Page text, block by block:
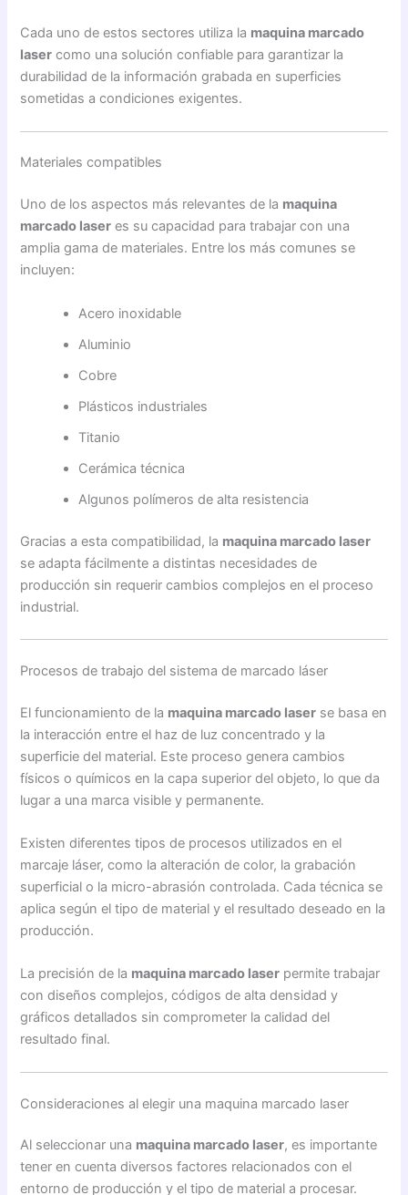
Cada uno de estos sectores utiliza la maquina marcado
laser como una solución confiable para garantizar la
durabilidad de la información grabada en superficies
sometidas a condiciones exigentes.
Materiales compatibles
Uno de los aspectos más relevantes de la maquina
marcado laser es su capacidad para trabajar con una
amplia gama de materiales. Entre los más comunes se
incluyen:
Acero inoxidable
Aluminio
Cobre
Plásticos industriales
Titanio
Cerámica técnica
Algunos polímeros de alta resistencia
Gracias a esta compatibilidad, la maquina marcado laser
se adapta fácilmente a distintas necesidades de
producción sin requerir cambios complejos en el proceso
industrial.
Procesos de trabajo del sistema de marcado láser
El funcionamiento de la maquina marcado laser se basa en
la interacción entre el haz de luz concentrado y la
superficie del material. Este proceso genera cambios
físicos o químicos en la capa superior del objeto, lo que da
lugar a una marca visible y permanente.
Existen diferentes tipos de procesos utilizados en el
marcaje láser, como la alteración de color, la grabación
superficial o la micro-abrasión controlada. Cada técnica se
aplica según el tipo de material y el resultado deseado en la
producción.
La precisión de la maquina marcado laser permite trabajar
con diseños complejos, códigos de alta densidad y
gráficos detallados sin comprometer la calidad del
resultado final.
Consideraciones al elegir una maquina marcado laser
Al seleccionar una maquina marcado laser, es importante
tener en cuenta diversos factores relacionados con el
entorno de producción y el tipo de material a procesar.